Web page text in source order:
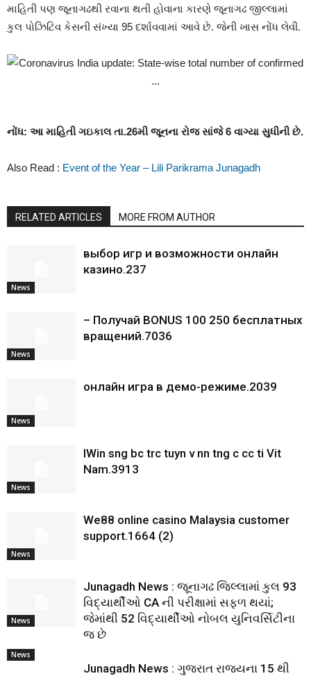
માહિતી પણ જૂનાગઢથી રવાના થતી હોવાના કારણે જૂનાગઢ જીલ્લામાં
કુલ પોઝિટિવ કેસની સંખ્યા 95 દર્શાવવામાં આવે છે. જેની ખાસ નોંધ લેવી.
નોંધ: આ માહિતી ગઇકાલ તા.26મી જૂનના રોજ સાંજે 6 વાગ્યા સુધીની છે.
Also Read : Event of the Year – Lili Parikrama Junagadh
RELATED ARTICLES MORE FROM AUTHOR
News
выбор игр и возможности онлайн
казино.237
News
– Получай BONUS 100 250 бесплатных
вращений.7036
News
онлайн игра в демо-режиме.2039
News
IWin sng bc trc tuyn v nn tng c cc ti Vit
Nam.3913
News
We88 online casino Malaysia customer
support.1664 (2)
News
Junagadh News : જૂનાગઢ જિલ્લામાં કુલ 93
વિદ્યાર્થીઓ CA ની પરીક્ષામાં સફળ થયાં;
જેમાંથી 52 વિદ્યાર્થીઓ નોબલ યુનિવર્સિટીના
જ છે
News
Junagadh News : ગુજરાત રાજ્યના 15 થી